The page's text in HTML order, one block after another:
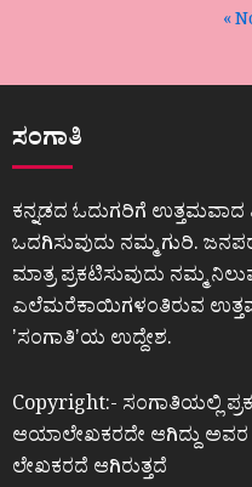
«
ಸಂಗಾತಿ
ಕನ್ನಡದ ಓದುಗರಿಗೆ ಉತ್ತಮವಾದ
ಒದಗಿಸುವುದು ನಮ್ಮ ಗುರಿ.
ಮಾತ್ರ ಪ್ರಕಟಿಸುವುದು ನಮ್ಮ
ಎಲೆಮರೆಕಾಯಿಗಳಂತಿರುವ
ʼಸಂಗಾತಿʼಯ ಉದ್ದೇಶ.
Copyright:- ಸಂಗಾತಿಯಲ್ಲಿ
ಆಯಾಲೇಖಕರದೇ ಆಗಿದ್ದು
ಲೇಖಕರದೆ ಆಗಿರುತ್ತದೆ